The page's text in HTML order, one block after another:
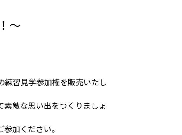
～
練習見学参加権を販売いたし
敵な思い出をつくりましょ
加ください。